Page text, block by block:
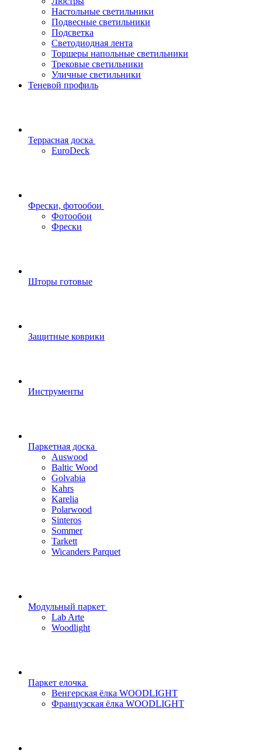
Настольные светильники
Подвесные светильники
Подсветка
Светодиодная лента
Торшеры напольные светильники
Трековые светильники
Уличные светильники
Теневой профиль
Террасная доска
EuroDeck
Фрески, фотообои
Фотообои
Фрески
Шторы готовые
Защитные коврики
Инструменты
Паркетная доска
Auswood
Baltic Wood
Golvabia
Kahrs
Karelia
Polarwood
Sinteros
Sommer
Tarkett
Wicanders Parquet
Модульный паркет
Lab Arte
Woodlight
Паркет елочка
Венгерская ёлка WOODLIGHT
Французская ёлка WOODLIGHT